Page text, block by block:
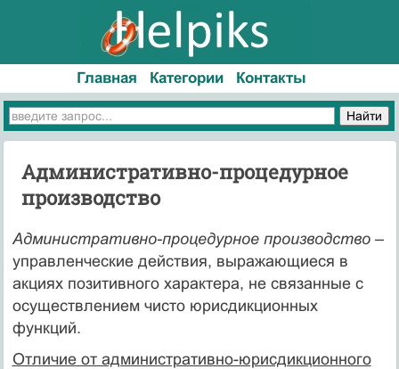
Главная Категории Контакты
Административно-процедурное
производство
Административно-процедурное производство–
управленческие действия, выражающиеся в
акциях позитивного характера, не связанные с
осуществлением чисто юрисдикционных
функций.
Отличие от административно-юрисдикционного